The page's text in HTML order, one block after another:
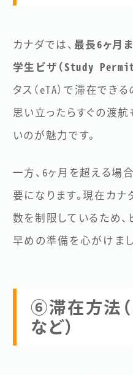
カナダでは、 最長6ヶ月
学生ビザ（Study
タス（eTA）で滞在でき
思い立ったらすぐの渡
いのが魅力です。
一方、6ヶ月を超える場
要になります。現在カ
数を制限しているため
早めの準備を心がけまし
⑥滞在方法
など）